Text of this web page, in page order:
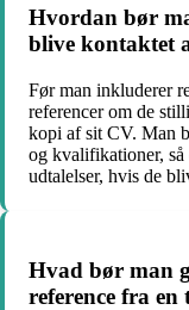
Hvordan bør
blive kontaktet
Før man inkluderer
referencer om de
kopi af sit CV. Man
og kvalifikationer,
udtalelser, hvis de
Hvad bør man
reference fra